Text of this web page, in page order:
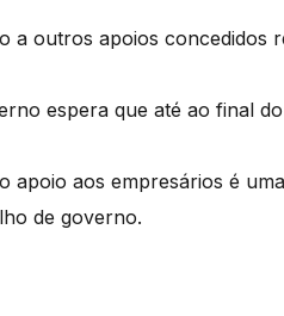
a outros apoios concedidos
espera que até ao final
apoio aos empresários é
de governo.